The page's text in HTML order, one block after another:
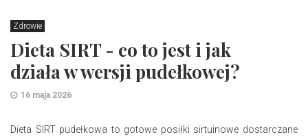
Zdrowie
Dieta SIRT - co to jest i jak
działa w wersji pudełkowej?
16 maja 2026
​Dieta SIRT pudełkowa to gotowe posiłki sirtuinowe dostarczane